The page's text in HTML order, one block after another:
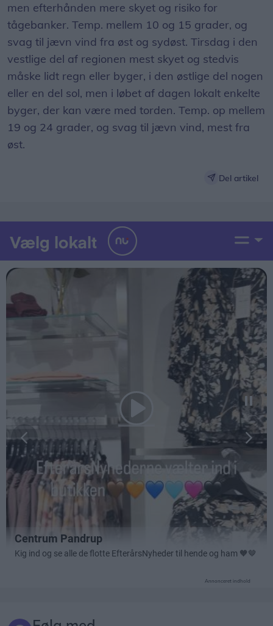
men efterhånden mere skyet og risiko for
tågebanker. Temp. mellem 10 og 15 grader, og
svag til jævn vind fra øst og sydøst. Tirsdag i den
vestlige del af regionen mest skyet og stedvis
måske lidt regn eller byger, i den østlige del nogen
eller en del sol, men i løbet af dagen lokalt enkelte
byger, der kan være med torden. Temp. op mellem
19 og 24 grader, og svag til jævn vind, mest fra
øst.
Del artikel
Annonceret indhold